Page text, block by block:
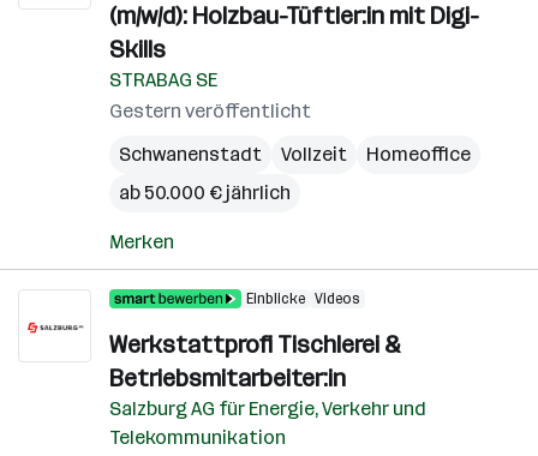
(m/w/d): Holzbau-Tüftler:in mit Digi-
Skills
STRABAG SE
Gestern veröffentlicht
Schwanenstadt
Vollzeit
Homeoffice
ab 50.000 € jährlich
Merken
Einblicke Videos
Werkstattprofi Tischlerei &
Betriebsmitarbeiter:in
Salzburg AG für Energie, Verkehr und
Telekommunikation